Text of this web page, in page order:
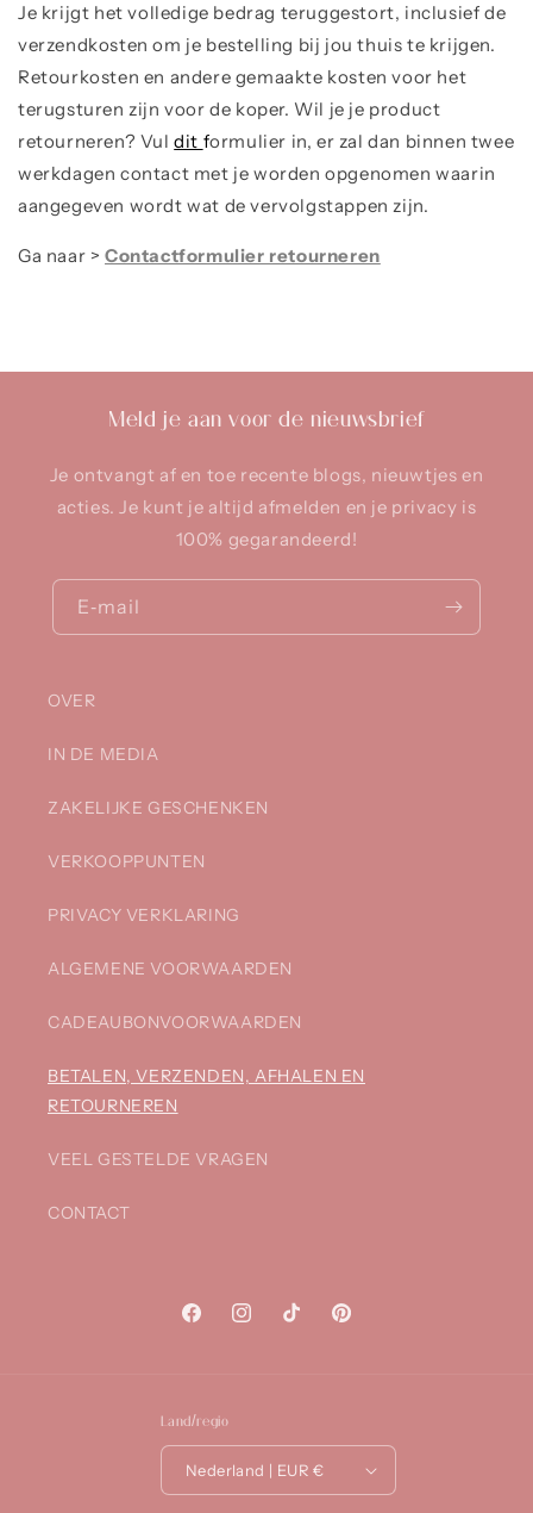
Je krijgt het volledige bedrag teruggestort, inclusief de
verzendkosten om je bestelling bij jou thuis te krijgen.
Retourkosten en andere gemaakte kosten voor het
terugsturen zijn voor de koper. Wil je je product
retourneren? Vuldit formulier in, er zal dan binnen twee
werkdagen contact met je worden opgenomen waarin
aangegeven wordt wat de vervolgstappen zijn.
Ga naar > Contactformulier retourneren
Meld je aan voor de nieuwsbrief
Je ontvangt af en toe recente blogs, nieuwtjes en
acties. Je kunt je altijd afmelden en je privacy is
100% gegarandeerd!
E‑mail
OVER
IN DE MEDIA
ZAKELIJKE GESCHENKEN
VERKOOPPUNTEN
PRIVACY VERKLARING
ALGEMENE VOORWAARDEN
CADEAUBONVOORWAARDEN
BETALEN, VERZENDEN, AFHALEN EN
RETOURNEREN
VEEL GESTELDE VRAGEN
CONTACT
FacebookInstagramTikTok Pinterest
Land/regio
Nederland | EUR €